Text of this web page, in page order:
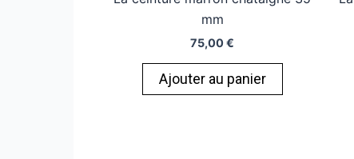
mm
75,00€
Ajouter au panier